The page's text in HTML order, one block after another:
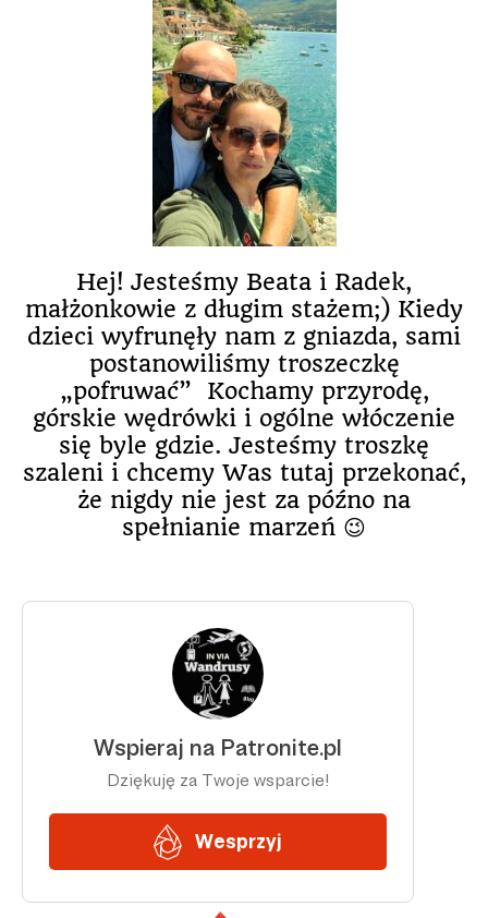
Hej! Jesteśmy Beata i Radek,
małżonkowie z długim stażem;) Kiedy
dzieci wyfrunęły nam z gniazda, sami
postanowiliśmy troszeczkę
„pofruwać” Kochamy przyrodę,
górskie wędrówki i ogólne włóczenie
się byle gdzie. Jesteśmy troszkę
szaleni i chcemy Was tutaj przekonać,
że nigdy nie jest za późno na
spełnianie marzeń 😉